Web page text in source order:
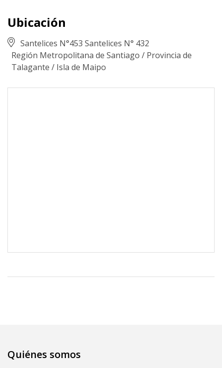
Ubicación
Santelices N°453 Santelices N° 432
Región Metropolitana de Santiago / Provincia de
Talagante / Isla de Maipo
Quiénes somos